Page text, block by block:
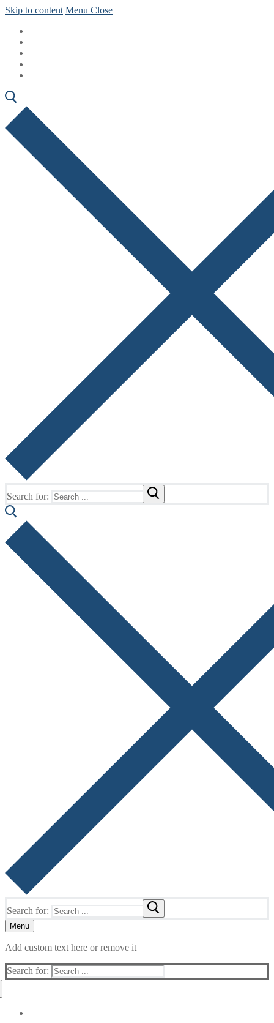
Skip to content Menu Close
Search for:
Search for:
Menu
Add custom text here or remove it
Search for: